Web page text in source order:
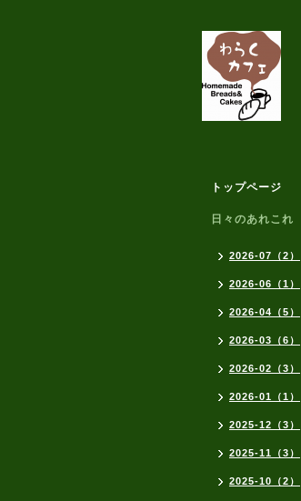
トップページ
日々のあれこれ
2026-07（2）
2026-06（1）
2026-04（5）
2026-03（6）
2026-02（3）
2026-01（1）
2025-12（3）
2025-11（3）
2025-10（2）